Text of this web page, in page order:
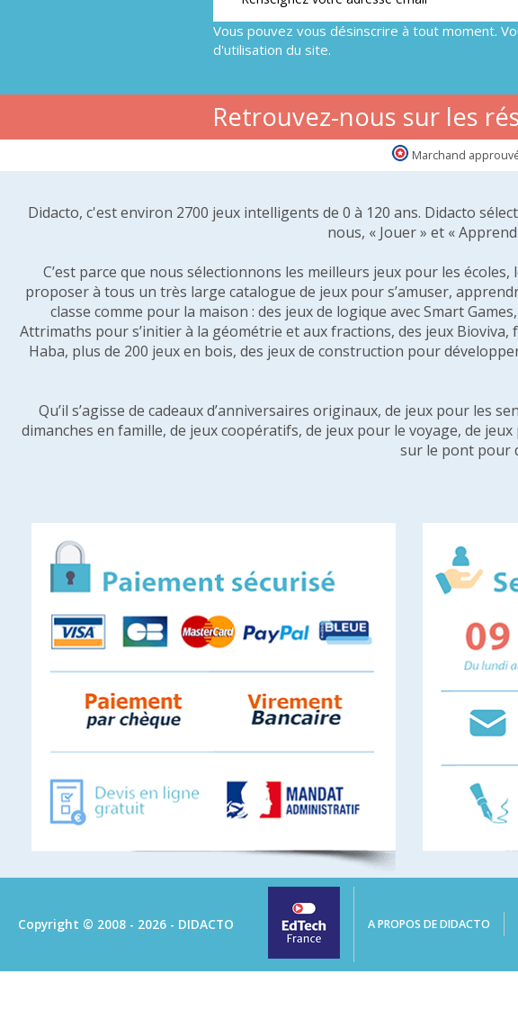
Vous pouvez vous désinscrire à tout moment.
d'utilisation du site.
Retrouvez-nous sur les
Marchand
Didacto, c'est environ 2700 jeux intelligents de 0 à 120 ans. Didacto
nous, « Jouer » et «
C’est parce que nous sélectionnons les meilleurs jeux pour les
proposer à tous un très large catalogue de jeux pour s’amuser,
classe comme pour la maison : des jeux de logique avec Smart
Attrimaths pour s’initier à la géométrie et aux fractions, des jeux
Haba, plus de 200 jeux en bois, des jeux de construction pour
Qu’il s’agisse de cadeaux d’anniversaires originaux, de jeux pour les
dimanches en famille, de jeux coopératifs, de jeux pour le voyage, de
sur le pont pour
Copyright © 2008 - 2026 - DIDACTO A PROPOS DE DIDACTO